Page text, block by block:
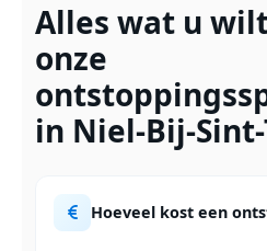
Alles wat u
onze
in Niel-Bij-
Hoeveel kost een